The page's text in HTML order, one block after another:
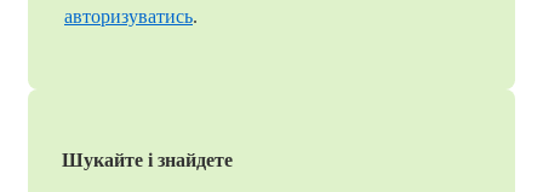
авторизуватись.
Шукайте і знайдете